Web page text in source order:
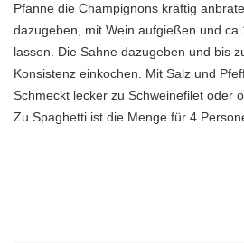
Pfanne die Champignons kräftig
dazugeben, mit Wein aufgießen und ca
lassen. Die Sahne dazugeben und bis
Konsistenz einkochen. Mit Salz und
Schmeckt lecker zu Schweinefilet oder
Zu Spaghetti ist die Menge für 4